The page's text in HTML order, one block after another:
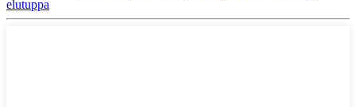
elutuppa